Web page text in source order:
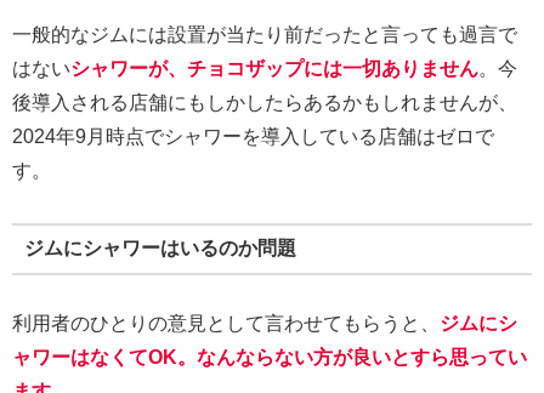
一般的なジムには設置が当たり前だったと言っても過言で
はないシャワーが、チョコザップには一切ありません。今
後導入される店舗にもしかしたらあるかもしれませんが、
2024年9月時点でシャワーを導入している店舗はゼロで
す。
ジムにシャワーはいるのか問題
利用者のひとりの意見として言わせてもらうと、 ジムにシ
ャワーはなくてOK。なんならない方が良いとすら思ってい